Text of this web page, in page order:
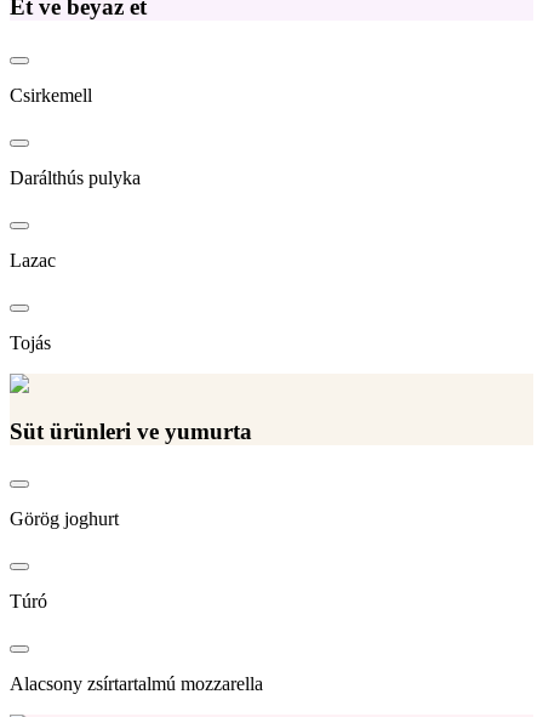
Et ve beyaz et
Csirkemell
Darálthús pulyka
Lazac
Tojás
Süt ürünleri ve yumurta
Görög joghurt
Túró
Alacsony zsírtartalmú mozzarella